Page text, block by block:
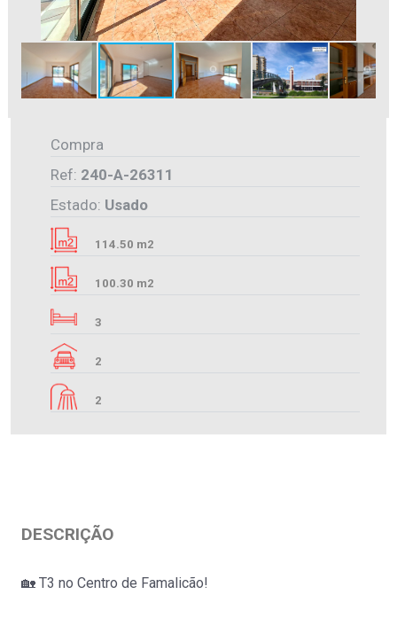
Compra
Ref: 240-A-26311
Estado: Usado
114.50 m2
100.30 m2
3
2
2
DESCRIÇÃO
🏡 T3 no Centro de Famalicão!